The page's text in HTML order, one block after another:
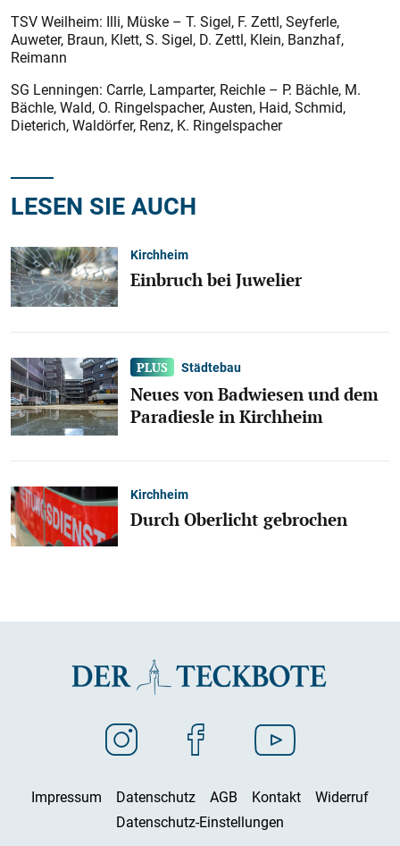
TSV Weilheim: Illi, Müske – T. Sigel, F. Zettl, Seyferle,
Auweter, Braun, Klett, S. Sigel, D. Zettl, Klein, Banzhaf,
Reimann
SG Lenningen: Carrle, Lamparter, Reichle – P. Bächle, M.
Bächle, Wald, O. Ringelspacher, Austen, Haid, Schmid,
Dieterich, Waldörfer, Renz, K. Ringelspacher
LESEN SIE AUCH
Kirchheim
Einbruch bei Juwelier
Städtebau
Neues von Badwiesen und dem
Paradiesle in Kirchheim
Kirchheim
Durch Oberlicht gebrochen
Impressum Datenschutz AGB Kontakt
Widerruf
Datenschutz-Einstellungen